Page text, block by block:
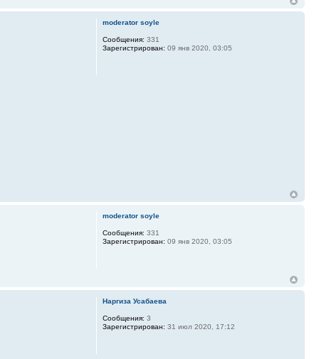
moderator soyle
Сообщения: 331
Зарегистрирован: 09 янв 2020, 03:05
moderator soyle
Сообщения: 331
Зарегистрирован: 09 янв 2020, 03:05
Наргиза Усабаева
Сообщения: 3
Зарегистрирован: 31 июл 2020, 17:12